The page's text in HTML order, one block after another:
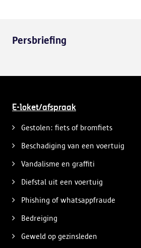
Persbriefing
E-loket/afspraak
Gestolen: fiets of bromfiets
Beschadiging van een voertuig
Vandalisme en graffiti
Diefstal uit een voertuig
Phishing of whatsappfraude
Bedreiging
Geweld op gezinsleden